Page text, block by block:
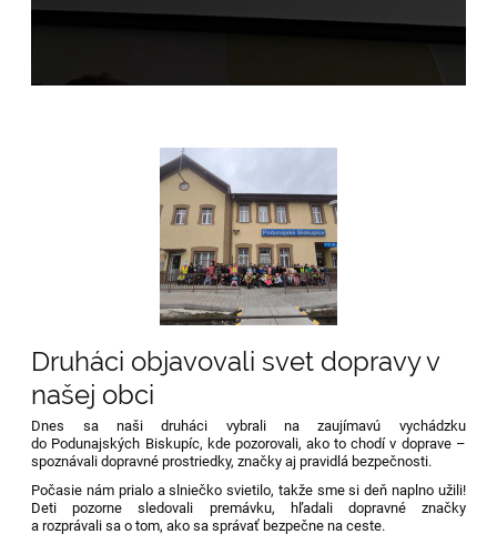
Druháci objavovali svet dopravy v
našej obci
Dnes sa naši druháci vybrali na zaujímavú vychádzku
do Podunajských Biskupíc, kde pozorovali, ako to chodí v doprave –
spoznávali dopravné prostriedky, značky aj pravidlá bezpečnosti.
Počasie nám prialo a slniečko svietilo, takže sme si deň naplno užili!
Deti pozorne sledovali premávku, hľadali dopravné značky
a rozprávali sa o tom, ako sa správať bezpečne na ceste.